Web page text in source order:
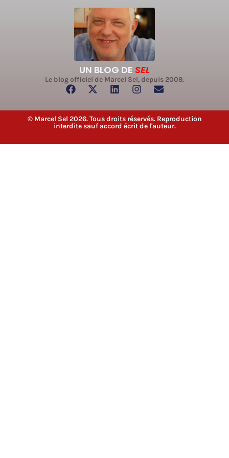
UN BLOG DE SEL
Le blog officiel de Marcel Sel, depuis 2009.
© Marcel Sel 2026. Tous droits réservés. Reproduction
interdite sauf accord écrit de l'auteur.